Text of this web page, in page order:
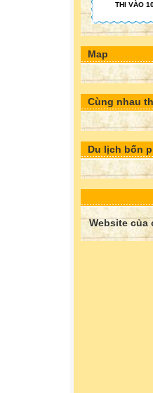
THI VÀO
Map
Cùng nhau
Du lịch bốn
Website của